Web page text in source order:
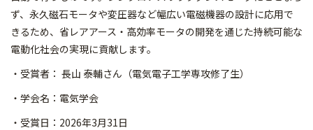
ず、永久磁石モータや変圧器など幅広い電磁機器の設計に応用で
きるため、省レアアース・高効率モータの開発を通じた持続可能な
電動化社会の実現に貢献します。
・受賞者： 長山 泰輔さん（電気電子工学専攻修了生）
・学会名：電気学会
・受賞日：2026年3月31日